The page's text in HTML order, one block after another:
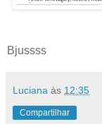
Bjussss
Luciana às 12:35
Compartilhar